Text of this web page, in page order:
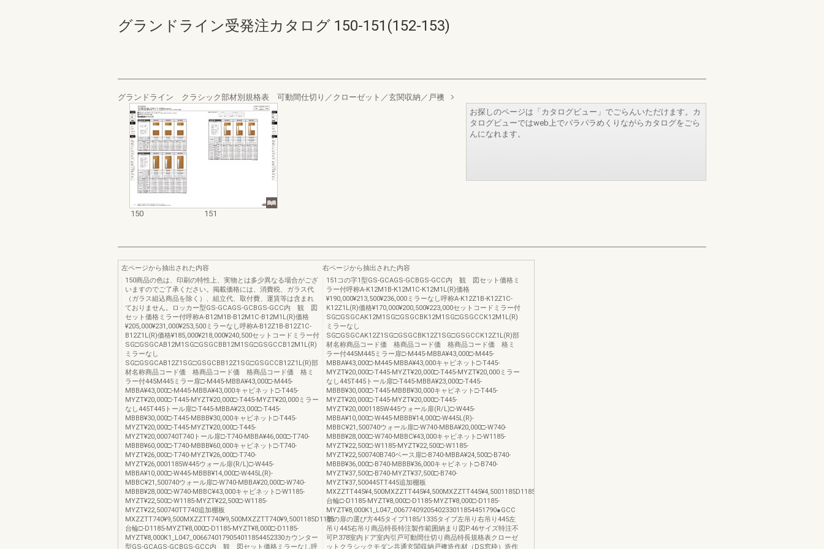
グランドライン受発注カタログ 150-151(152-153)
グランドライン クラシック部材別規格表 可動間仕切り／クローゼット／玄関収納／戸襖
150 151
お探しのページは「カタログビュー」でごらんいただけます。カ
タログビューではweb上でパラパラめくりながらカタログをごら
んになれます。
左ページから抽出された内容
150商品の色は、印刷の特性上、実物とは多少異なる場合がござ
いますのでご了承ください。掲載価格には、消費税、ガラス代
（ガラス組込商品を除く）、組立代、取付費、運賃等は含まれ
ておりません。ロッカー型GS-GCAGS-GCBGS-GCC内 観 図
セット価格ミラー付呼称A-B12M1B-B12M1C-B12M1L(R)価格
¥205,000¥231,000¥253,500ミラーなし呼称A-B12Z1B-B12Z1C-
B12Z1L(R)価格¥185,000¥218,000¥240,500セットコードミラー付
SG□GSGCAB12M1SG□GSGCBB12M1SG□GSGCCB12M1L(R)
ミラーなし
SG□GSGCAB12Z1SG□GSGCBB12Z1SG□GSGCCB12Z1L(R)部
材名称商品コード価 格商品コード価 格商品コード価 格ミ
ラー付445M445ミラー扉□-M445-MBBA¥43,000□-M445-
MBBA¥43,000□-M445-MBBA¥43,000キャビネット□-T445-
MYZT¥20,000□-T445-MYZT¥20,000□-T445-MYZT¥20,000ミラー
なし445T445トール扉□-T445-MBBA¥23,000□-T445-
MBBB¥30,000□-T445-MBBB¥30,000キャビネット□-T445-
MYZT¥20,000□-T445-MYZT¥20,000□-T445-
MYZT¥20,000740T740トール扉□-T740-MBBA¥46,000□-T740-
MBBB¥60,000□-T740-MBBB¥60,000キャビネット□-T740-
MYZT¥26,000□-T740-MYZT¥26,000□-T740-
MYZT¥26,0001185W445ウォール扉(R/L)□-W445-
MBBA¥10,000□-W445-MBBB¥14,000□-W445L(R)-
MBBC¥21,500740ウォール扉□-W740-MBBA¥20,000□-W740-
MBBB¥28,000□-W740-MBBC¥43,000キャビネット□-W1185-
MYZT¥22,500□-W1185-MYZT¥22,500□-W1185-
MYZT¥22,500740TT740追加棚板
MXZZTT740¥9,500MXZZTT740¥9,500MXZZTT740¥9,5001185D1185
台輪□-D1185-MYZT¥8,000□-D1185-MYZT¥8,000□-D1185-
MYZT¥8,000K1_L047_0066740179054011854452330カウンター
型GS-GCAGS-GCBGS-GCC内 観 図セット価格ミラーなし呼
右ページから抽出された内容
151コの字1型GS-GCAGS-GCBGS-GCC内 観 図セット価格ミ
ラー付呼称A-K12M1B-K12M1C-K12M1L(R)価格
¥190,000¥213,500¥236,000ミラーなし呼称A-K12Z1B-K12Z1C-
K12Z1L(R)価格¥170,000¥200,500¥223,000セットコードミラー付
SG□GSGCAK12M1SG□GSGCBK12M1SG□GSGCCK12M1L(R)
ミラーなし
SG□GSGCAK12Z1SG□GSGCBK12Z1SG□GSGCCK12Z1L(R)部
材名称商品コード価 格商品コード価 格商品コード価 格ミ
ラー付445M445ミラー扉□-M445-MBBA¥43,000□-M445-
MBBA¥43,000□-M445-MBBA¥43,000キャビネット□-T445-
MYZT¥20,000□-T445-MYZT¥20,000□-T445-MYZT¥20,000ミラー
なし445T445トール扉□-T445-MBBA¥23,000□-T445-
MBBB¥30,000□-T445-MBBB¥30,000キャビネット□-T445-
MYZT¥20,000□-T445-MYZT¥20,000□-T445-
MYZT¥20,0001185W445ウォール扉(R/L)□-W445-
MBBA¥10,000□-W445-MBBB¥14,000□-W445L(R)-
MBBC¥21,500740ウォール扉□-W740-MBBA¥20,000□-W740-
MBBB¥28,000□-W740-MBBC¥43,000キャビネット□-W1185-
MYZT¥22,500□-W1185-MYZT¥22,500□-W1185-
MYZT¥22,500740B740ベース扉□-B740-MBBA¥24,500□-B740-
MBBB¥36,000□-B740-MBBB¥36,000キャビネット□-B740-
MYZT¥37,500□-B740-MYZT¥37,500□-B740-
MYZT¥37,500445TT445追加棚板
MXZZTT445¥4,500MXZZTT445¥4,500MXZZTT445¥4,5001185D1185
台輪□-D1185-MYZT¥8,000□-D1185-MYZT¥8,000□-D1185-
MYZT¥8,000K1_L047_0067740920540233011854451790●GCC
型の扉の選び方445タイプ1185/1335タイプ左吊り右吊り445左
吊り445右吊り商品特長特注製作範囲納まり図P.46サイズ特注不
可P.378室内ドア室内引戸可動間仕切り商品特長規格表クローゼ
ットクラシックモダン共通玄関収納戸襖造作材（DS窓枠）造作